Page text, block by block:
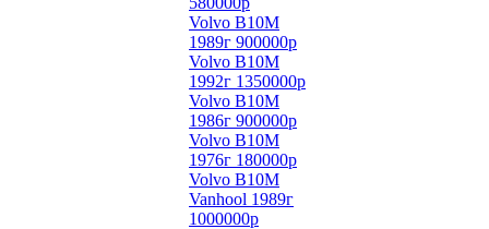
Volvo B10M
1989г 900000р
Volvo B10M
1992г 1350000р
Volvo B10M
1986г 900000р
Volvo B10M
1976г 180000р
Volvo B10M
Vanhool 1989г
1000000р